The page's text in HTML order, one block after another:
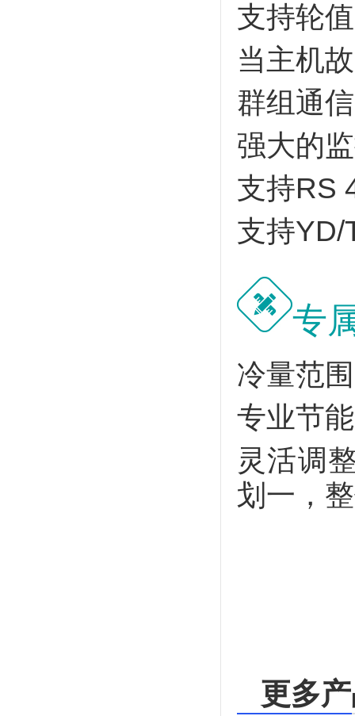
支持轮
当主机
群组通
强大的
支持RS
支持YD/
专
冷量范
专业节
灵活调
划一，
更多